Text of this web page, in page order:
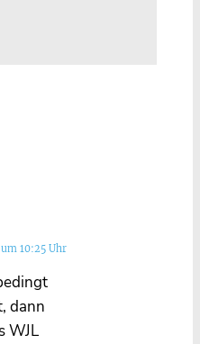
10:25 Uhr
dann
WJL